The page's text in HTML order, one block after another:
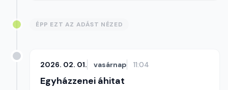
ÉPP EZT AZ ADÁST NÉZED
2026. 02. 01. vasárnap 11:04
Egyházzenei áhitat